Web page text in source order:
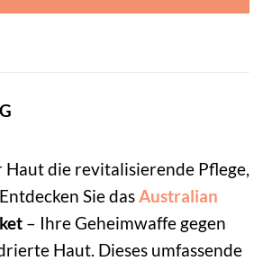
Haut die revitalisierende Pflege,
Sie das Australian
– Ihre Geheimwaffe gegen
Haut. Dieses umfassende